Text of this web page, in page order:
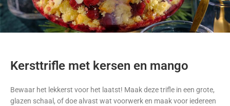
Kersttrifle met kersen en mango
Bewaar het lekkerst voor het laatst! Maak deze trifle in een grote,
glazen schaal, of doe alvast wat voorwerk en maak voor iedereen